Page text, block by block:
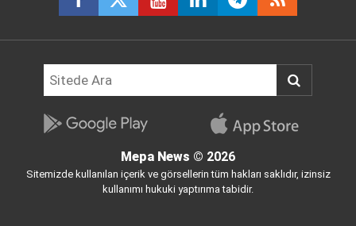
Mepa News © 2026
Sitemizde kullanılan içerik ve görsellerin tüm hakları saklıdır, izinsiz
kullanımı hukuki yaptırıma tabidir.